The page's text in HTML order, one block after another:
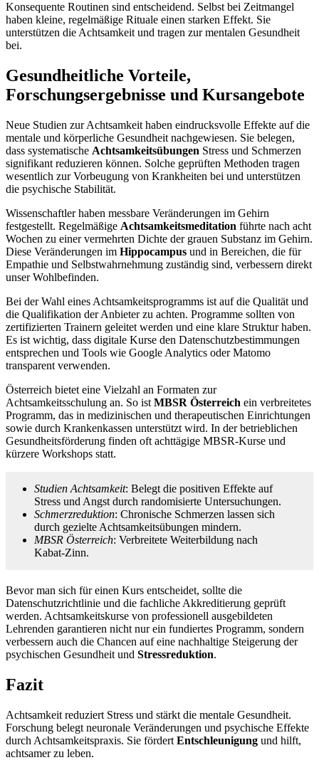
Konsequente Routinen sind entscheidend. Selbst bei Zeitmangel
haben kleine, regelmäßige Rituale einen starken Effekt. Sie
unterstützen die Achtsamkeit und tragen zur mentalen Gesundheit
bei.
Gesundheitliche Vorteile,
Forschungsergebnisse und Kursangebote
Neue Studien zur Achtsamkeit haben eindrucksvolle Effekte auf die
mentale und körperliche Gesundheit nachgewiesen. Sie belegen,
dass systematische Achtsamkeitsübungen Stress und Schmerzen
signifikant reduzieren können. Solche geprüften Methoden tragen
wesentlich zur Vorbeugung von Krankheiten bei und unterstützen
die psychische Stabilität.
Wissenschaftler haben messbare Veränderungen im Gehirn
festgestellt. Regelmäßige Achtsamkeitsmeditation führte nach acht
Wochen zu einer vermehrten Dichte der grauen Substanz im Gehirn.
Diese Veränderungen im Hippocampus und in Bereichen, die für
Empathie und Selbstwahrnehmung zuständig sind, verbessern direkt
unser Wohlbefinden.
Bei der Wahl eines Achtsamkeitsprogramms ist auf die Qualität und
die Qualifikation der Anbieter zu achten. Programme sollten von
zertifizierten Trainern geleitet werden und eine klare Struktur haben.
Es ist wichtig, dass digitale Kurse den Datenschutzbestimmungen
entsprechen und Tools wie Google Analytics oder Matomo
transparent verwenden.
Österreich bietet eine Vielzahl an Formaten zur
Achtsamkeitsschulung an. So ist MBSR Österreich ein verbreitetes
Programm, das in medizinischen und therapeutischen Einrichtungen
sowie durch Krankenkassen unterstützt wird. In der betrieblichen
Gesundheitsförderung finden oft achttägige MBSR-Kurse und
kürzere Workshops statt.
Studien Achtsamkeit: Belegt die positiven Effekte auf
Stress und Angst durch randomisierte Untersuchungen.
Schmerzreduktion: Chronische Schmerzen lassen sich
durch gezielte Achtsamkeitsübungen mindern.
MBSR Österreich: Verbreitete Weiterbildung nach
Kabat-Zinn.
Bevor man sich für einen Kurs entscheidet, sollte die
Datenschutzrichtlinie und die fachliche Akkreditierung geprüft
werden. Achtsamkeitskurse von professionell ausgebildeten
Lehrenden garantieren nicht nur ein fundiertes Programm, sondern
verbessern auch die Chancen auf eine nachhaltige Steigerung der
psychischen Gesundheit und Stressreduktion.
Fazit
Achtsamkeit reduziert Stress und stärkt die mentale Gesundheit.
Forschung belegt neuronale Veränderungen und psychische Effekte
durch Achtsamkeitspraxis. Sie fördert Entschleunigung und hilft,
achtsamer zu leben.